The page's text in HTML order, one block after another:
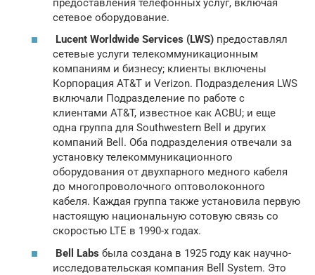
сетевое оборудование.
Lucent Worldwide Services (LWS) предоставлял
сетевые услуги телекоммуникационным
компаниям и бизнесу; клиенты включены
Корпорация AT&T и Verizon. Подразделения LWS
включали Подразделение по работе с
клиентами AT&T, известное как ACBU; и еще
одна группа для Southwestern Bell и других
компаний Bell. Оба подразделения отвечали за
установку телекоммуникационного
оборудования от двухпарного медного кабеля
до многопроволочного оптоволоконного
кабеля. Каждая группа также установила первую
настоящую национальную сотовую связь со
скоростью LTE в 1990-х годах.
Bell Labs была создана в 1925 году как научно-
исследовательская компания Bell System. Это